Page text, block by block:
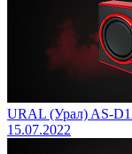
URAL (Урал) AS-
15.07.2022